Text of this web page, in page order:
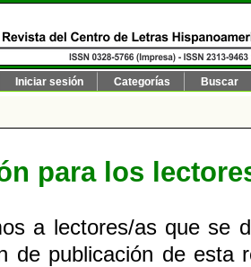
Iniciar sesión Categorías Buscar
para los
a lectores/as que se
de publicación de esta